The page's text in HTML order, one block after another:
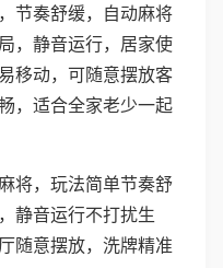
节奏舒缓，自动麻将
，静音运行，居家使
移动，可随意摆放客
，适合全家老少一起
将，玩法简单节奏舒
静音运行不打扰生
随意摆放，洗牌精准